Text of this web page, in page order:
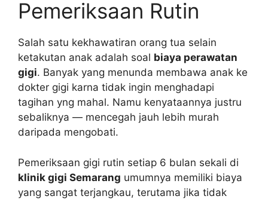
Pemeriksaan Rutin
Salah satu kekhawatiran orang tua selain
ketakutan anak adalah soal biaya perawatan
gigi. Banyak yang menunda membawa anak ke
dokter gigi karna tidak ingin menghadapi
tagihan yng mahal. Namu kenyataannya justru
sebaliknya — mencegah jauh lebih murah
daripada mengobati.
Pemeriksaan gigi rutin setiap 6 bulan sekali di
klinik gigi Semarang umumnya memiliki biaya
yang sangat terjangkau, terutama jika tidak